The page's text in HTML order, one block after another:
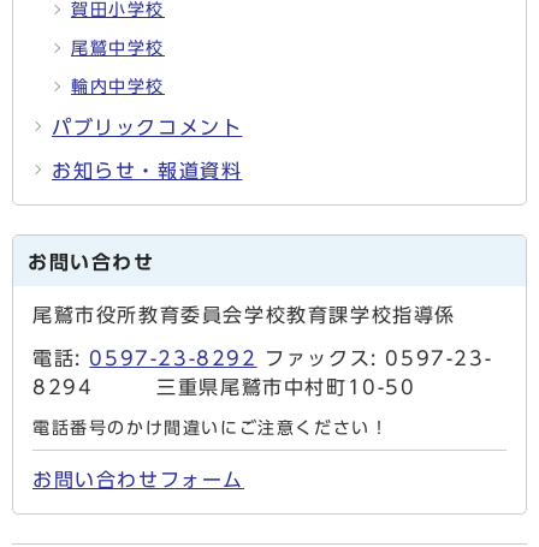
賀田小学校
尾鷲中学校
輪内中学校
パブリックコメント
お知らせ・報道資料
お問い合わせ
尾鷲市役所教育委員会学校教育課学校指導係
電話: 0597-23-8292
ファックス: 0597-23-
8294 三重県尾鷲市中村町10-50
電話番号のかけ間違いにご注意ください！
お問い合わせフォーム